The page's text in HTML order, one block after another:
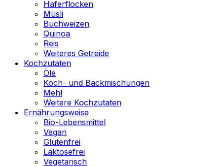
Haferflocken
Müsli
Buchweizen
Quinoa
Reis
Weiteres Getreide
Kochzutaten
Öle
Koch- und Backmischungen
Mehl
Weitere Kochzutaten
Ernährungsweise
Bio-Lebensmittel
Vegan
Glutenfrei
Laktosefrei
Vegetarisch